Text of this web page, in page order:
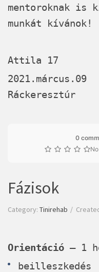
mentoroknak is
munkát kívánok!
Attila 17
2021.márcus.09
Ráckeresztúr
0
Fázisok
Category: Tinirehab
Orientáció – 1
beilleszkedés